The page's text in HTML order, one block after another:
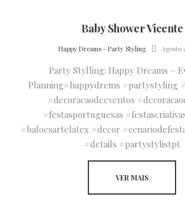
Baby Shower Vicente
by
Happy Dreams - Party Styling Agosto
Party Stylling: Happy Dreams –
Planning#happydrems #partystyling
#decoracaodeeventos
#festasportuguesas
#baloesartelatex #decor
#details #partystylistpt
VER MAIS